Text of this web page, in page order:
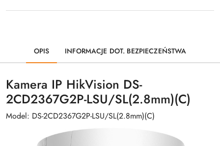
OPIS INFORMACJE DOT. BEZPIECZEŃSTWA
Kamera IP HikVision DS-
2CD2367G2P-LSU/SL(2.8mm)(C)
Model: DS-2CD2367G2P-LSU/SL(2.8mm)(C)